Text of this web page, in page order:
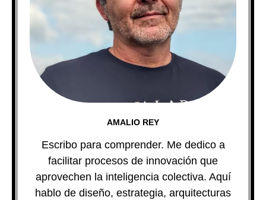
AMALIO REY
Escribo para comprender. Me dedico a
facilitar procesos de innovación que
aprovechen la inteligencia colectiva. Aquí
hablo de diseño, estrategia, arquitecturas